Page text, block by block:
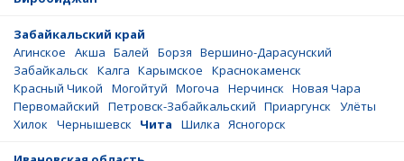
Забайкальский край
Агинское
Акша Балей Борзя Вершино-Дарасунский
Забайкальск
Калга Карымское
Краснокаменск
Красный Чикой
Могойтуй Могоча Нерчинск Новая Чара
Первомайский
Петровск-Забайкальский Приаргунск
Улёты
Хилок
Чернышевск Чита Шилка Ясногорск